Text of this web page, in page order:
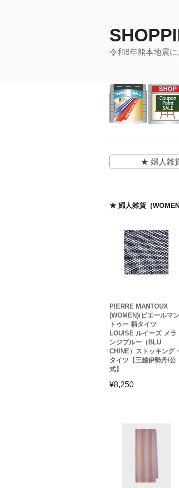
令和8年熊本地震
★ 婦人雑
★ 婦人雑貨
PIERRE MANTOUX
(WOMEN)/ピエールマン
トゥー 柄タイツ
LOUISE ルイーズ メラ
ンジブルー（BLU
CHINE）ストッキング・
タイツ【三越伊勢丹/公
式】
¥8,250